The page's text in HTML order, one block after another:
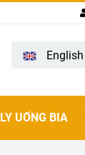
English
LY UỐNG BIA